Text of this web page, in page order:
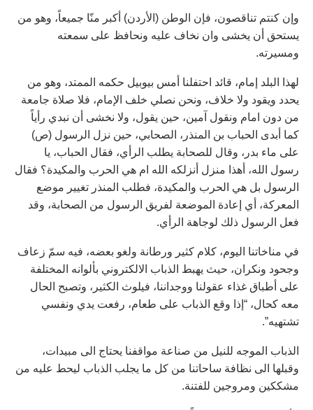
وإن كنتم تناقصون، فإن الوطن (الأردن) أكبر منّا جميعاً، وهو من
يستحق أن يخشى وان نخاف عليه ونحافظ على سمعته
ومسيرته.
لهذا البلد إمام، قائد احتفلنا أمس بيوبيل حكمه الممتد، وهو من
يحدد ويقود ولا خلاف، ونحن نصلي خلف الإمام، فلا صلاة جامعة
من دون امام ونقول آمين، حين يقول، ولا نخشى أن نبدي رأياً
كما أبدى الحباب بن المنذر، الصحابي، حين نزل الرسول (ص)
على ماء بدر، وقال للصحابة يطلب الرأي، فقال الحباب، يا
رسول الله، أهذا منزل أنزلكه الله ام هي الحرب والمكيدة؟ فقال
الرسول بل هي الحرب والمكيدة، فطلب المنذر تغيير موضع
المعركة، أي إعادة الموضعة لفريق الرسول من الصحابة، وقد
فعل الرسول ذلك لوجاهة الرأي.
في مناخاتنا اليوم، كلام كثير ورطانة ولغو بعضه، فيه سمّ زعاف
وجحود ونكران، حيث يهبط الذباب الالكتروني بألوانه المختلفة
على أطباق غذاء عقولنا ووجداننا، فيلوث الكثير، وتصبح الحال
معه كحال، “إذا وقع الذباب على طعام، رفعت يدي ونفسي
تشتهيه”.
الذباب الموجه للنيل من صناعة مواقفنا يحتاج الى مبيدات،
وقبلها الى نظافة ساحاتنا من كل ما يجلب الذباب ليحط عليه من
مشككين ومروجين للفتنة.